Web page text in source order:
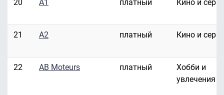
20 A1 платный Кино и
21 A2 платный Кино и
22 AB Moteurs платный
Хобби и
увлечения